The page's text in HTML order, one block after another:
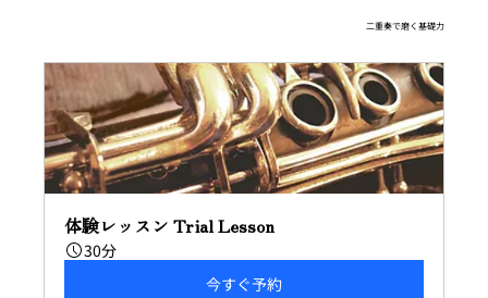
二重奏で磨く基礎力
体験レッスン Trial Lesson
30分
今すぐ予約